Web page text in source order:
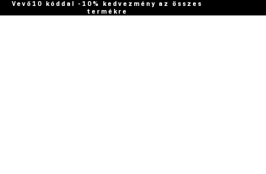
Vevő10 kóddal -10% kedvezmény az összes
termékre